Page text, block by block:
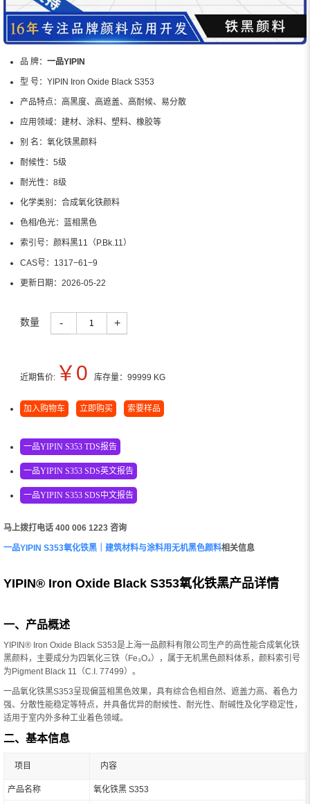
品 牌： 一品YIPIN
型 号： YIPIN Iron Oxide Black S353
产品特点： 高黑度、高遮盖、高耐候、易分散
应用领域： 建材、涂料、塑料、橡胶等
别 名： 氧化铁黑颜料
耐候性： 5级
耐光性： 8级
化学类别： 合成氧化铁颜料
色相/色光： 蓝相黑色
索引号： 颜料黑11（P.Bk.11）
CAS号： 1317−61−9
更新日期： 2026-05-22
数量 - +
近期售价: ￥0 库存量： 99999 KG
加入购物车 立即购买 索要样品
一品YIPIN S353 TDS报告
一品YIPIN S353 SDS英文报告
一品YIPIN S353 SDS中文报告
马上拨打电话 400 006 1223 咨询
一品YIPIN S353氧化铁黑｜建筑材料与涂料用无机黑色颜料相关信息
YIPIN® Iron Oxide Black S353氧化铁黑产品详情
一、产品概述
YIPIN® Iron Oxide Black S353是上海一品颜料有限公司生产的高性能合成氧化铁
黑颜料，主要成分为四氧化三铁（Fe₃O₄），属于无机黑色颜料体系，颜料索引号
为Pigment Black 11（C.I. 77499）。
一品氧化铁黑S353呈现偏蓝相黑色效果，具有综合色相自然、遮盖力高、着色力
强、分散性能稳定等特点，并具备优异的耐候性、耐光性、耐碱性及化学稳定性，
适用于室内外多种工业着色领域。
二、基本信息
项目 内容
产品名称 氧化铁黑 S353